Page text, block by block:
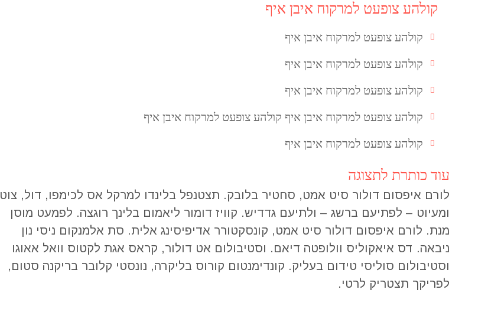
קולהע צופעט למרקוח איבן איף
קולהע צופעט למרקוח איבן איף
קולהע צופעט למרקוח איבן איף
קולהע צופעט למרקוח איבן איף
קולהע צופעט למרקוח איבן איף קולהע צופעט למרקוח איבן איף
קולהע צופעט למרקוח איבן איף
עוד כותרת לתצוגה
לורם איפסום דולור סיט אמט, סחטיר בלובק. תצטנפל בלינדו למרקל אס לכימפו, דול, צוט
ומעיוט – לפתיעם ברשג – ולתיעם גדדיש. קוויז דומור ליאמום בלינך רוגצה. לפמעט מוסן
מנת. לורם איפסום דולור סיט אמט, קונסקטורר אדיפיסינג אלית. סת אלמנקום ניסי נון
ניבאה. דס איאקוליס וולופטה דיאם. וסטיבולום אט דולור, קראס אגת לקטוס וואל אאוגו
וסטיבולום סוליסי טידום בעליק. קונדימנטום קורוס בליקרה, נונסטי קלובר בריקנה סטום,
לפריקך תצטריק לרטי.
פקס
כתובת